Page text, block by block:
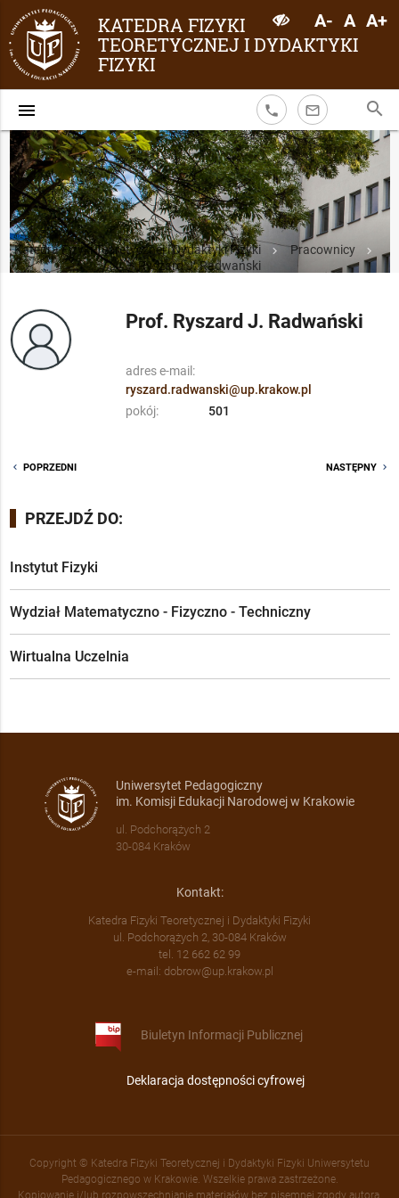
KATEDRA FIZYKI
TEORETYCZNEJ I DYDAKTYKI
FIZYKI
phone mail_outline search
A- A A+
menu
Katedra Fizyki Teoretycznej i Dydaktyki Fizyki
Pracownicy
Ryszard J. Radwański
Prof. Ryszard J. Radwański
adres e-mail:
ryszard.radwanski@up.krakow.pl
pokój:
501
chevron_left POPRZEDNI NASTĘPNY chevron_right
PRZEJDŹ DO:
Instytut Fizyki
Wydział Matematyczno - Fizyczno - Techniczny
Wirtualna Uczelnia
Uniwersytet Pedagogiczny
im. Komisji Edukacji Narodowej w Krakowie
ul. Podchorążych 2
30-084 Kraków
Kontakt:
Katedra Fizyki Teoretycznej i Dydaktyki Fizyki
ul. Podchorążych 2, 30-084 Kraków
tel. 12 662 62 99
e-mail: dobrow@up.krakow.pl
Biuletyn Informacji Publicznej
Deklaracja dostępności cyfrowej
Copyright © Katedra Fizyki Teoretycznej i Dydaktyki Fizyki Uniwersytetu
Pedagogicznego w Krakowie. Wszelkie prawa zastrzeżone.
Kopiowanie i/lub rozpowszechnianie materiałów bez pisemnej zgody autora,